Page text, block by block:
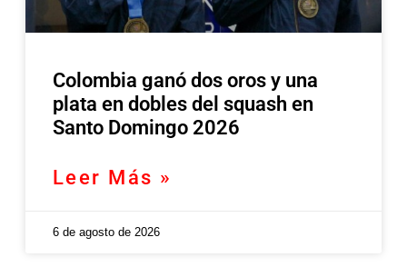
Colombia ganó dos oros y una
plata en dobles del squash en
Santo Domingo 2026
Leer Más »
6 de agosto de 2026